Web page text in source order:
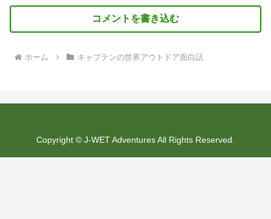
コメントを書き込む
ホーム キャプテンの世界アウトドア面白話
Copyright © J-WET Adventures All Rights Reserved.